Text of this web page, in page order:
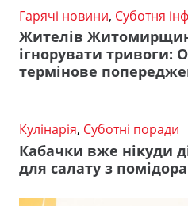
Гарячі новини, Суботня
Жителів
ігнорувати тривоги:
термінове
Кулінарія, Суботні поради
Кабачки вже нікуди
для салату з